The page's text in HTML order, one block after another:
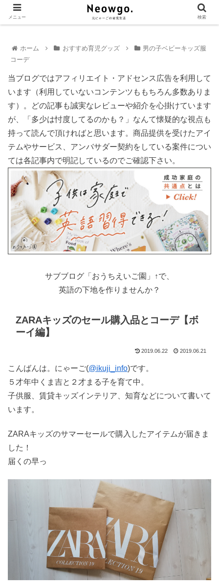
ホーム おすすめ育児グッズ
男の子ベビーキッズ服
コーデ
当ブログではアフィリエイト・アドセンス広告を利用して
います（利用していないコンテンツももちろん多数ありま
す）。どの記事も誠実なレビューや紹介を心掛けています
が、「多少は忖度してるのかも？」なんて懐疑的な視点も
持って読んで頂ければと思います。商品提供を受けたアイ
テムやサービス、アンバサダー契約をしている案件につい
ては各記事内で明記しているのでご確認下さい。
サブブログ「おうちえいご園」↑で、
英語の下地を作りませんか？
ZARAキッズのセール購入品とコーデ【ボ
ーイ編】
2019.06.22 2019.06.21
こんばんは。にゃーご(@ikuji_info)です。
５才年中くま吉と２才まる子を育て中。
子供服、賃貸キッズインテリア、知育などについて書いて
います。
ZARAキッズのサマーセールで購入したアイテムが届きま
した！
届くの早っ
メニュー 検索